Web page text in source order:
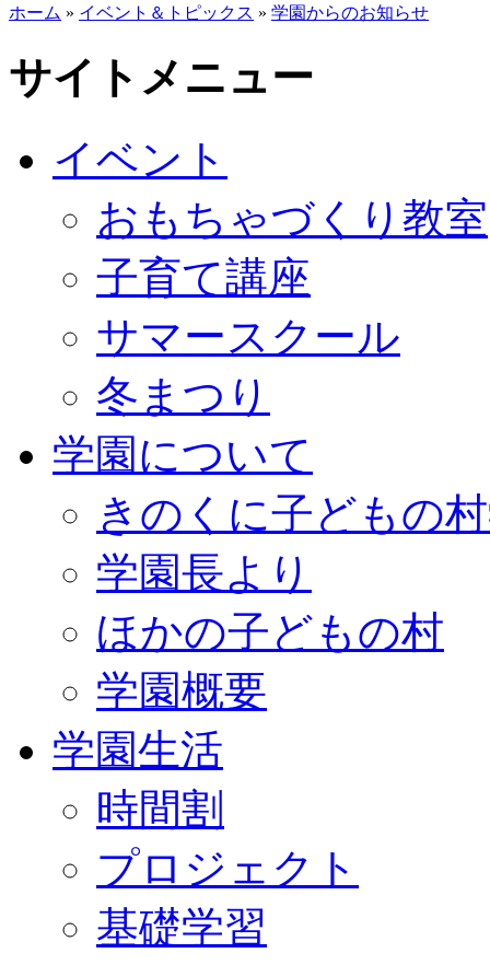
ホーム » イベント＆トピックス » 学園からのお知らせ
サイトメニュー
イベント
おもちゃづくり教室
子育て講座
サマースクール
冬まつり
学園について
きのくに子どもの
学園長より
ほかの子どもの村
学園概要
学園生活
時間割
プロジェクト
基礎学習